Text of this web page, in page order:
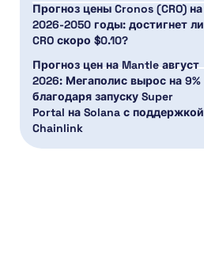
Прогноз цены Cronos (CRO) на
2026-2050 годы: достигнет ли
CRO скоро $0.10?
Прогноз цен на Mantle август
2026: Мегаполис вырос на 9%
благодаря запуску Super
Portal на Solana с поддержкой
Chainlink